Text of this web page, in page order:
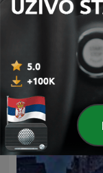
الشرق الأوسط